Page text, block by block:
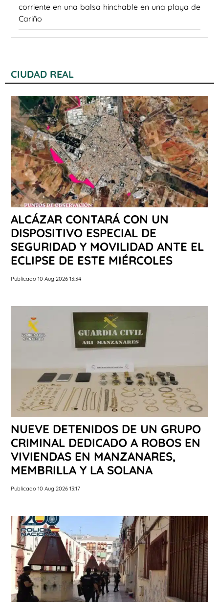
corriente en una balsa hinchable en una playa de
Cariño
CIUDAD REAL
ALCÁZAR CONTARÁ CON UN
DISPOSITIVO ESPECIAL DE
SEGURIDAD Y MOVILIDAD ANTE EL
ECLIPSE DE ESTE MIÉRCOLES
Publicado 10 Aug 2026 13:34
NUEVE DETENIDOS DE UN GRUPO
CRIMINAL DEDICADO A ROBOS EN
VIVIENDAS EN MANZANARES,
MEMBRILLA Y LA SOLANA
Publicado 10 Aug 2026 13:17